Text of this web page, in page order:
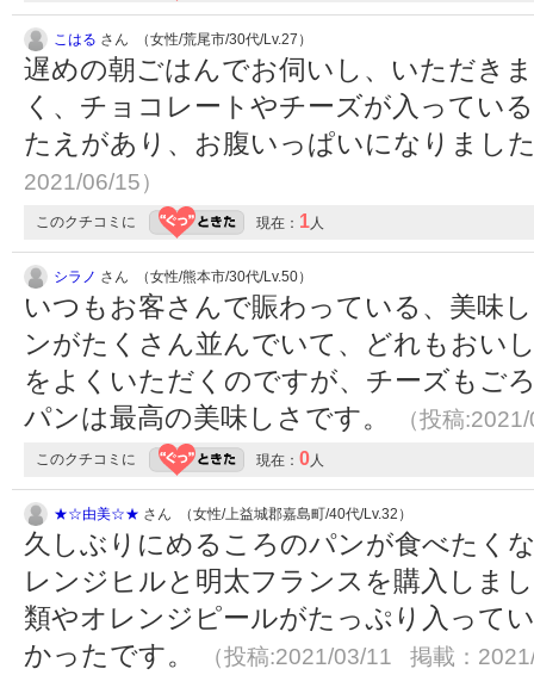
こはる さん （女性/荒尾市/30代/Lv.27）
遅めの朝ごはんでお伺いし、いただき
く、チョコレートやチーズが入ってい
たえがあり、お腹いっぱいになりまし
2021/06/15）
このクチコミに 現在： 1人
シラノ さん （女性/熊本市/30代/Lv.50）
いつもお客さんで賑わっている、美味
ンがたくさん並んでいて、どれもおい
をよくいただくのですが、チーズもご
パンは最高の美味しさです。
（投稿
このクチコミに 現在： 0人
★☆由美☆★ さん （女性/上益城郡嘉島町/40代/Lv.32）
久しぶりにめるころのパンが食べたく
レンジヒルと明太フランスを購入しま
類やオレンジピールがたっぷり入って
かったです。
（投稿:2021/03/11 掲載：